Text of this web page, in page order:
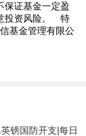
保证基金一定盈
投资风险。 特
理有限公
镑国防开支|每日